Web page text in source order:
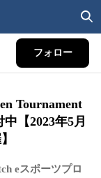
フォロー
Tournament
【2023年5月
eスポーツプロ